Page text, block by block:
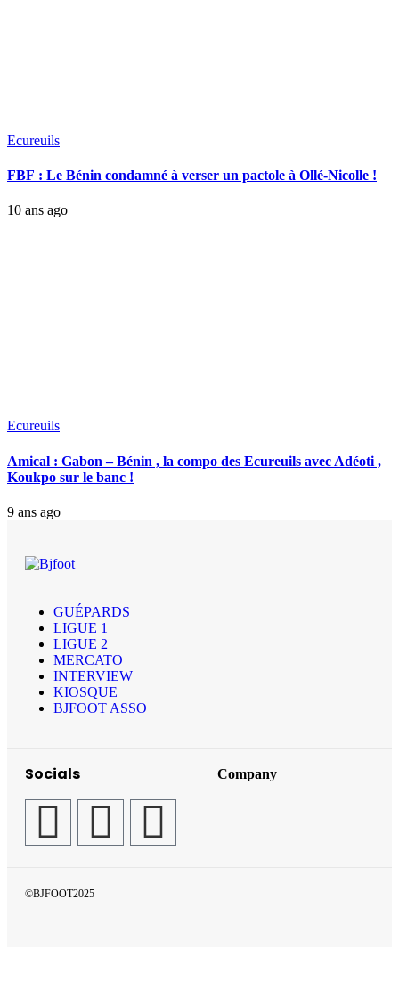
Ecureuils
FBF : Le Bénin condamné à verser un pactole à Ollé-Nicolle !
10 ans ago
Ecureuils
Amical : Gabon – Bénin , la compo des Ecureuils avec Adéoti ,
Koukpo sur le banc !
9 ans ago
GUÉPARDS
LIGUE 1
LIGUE 2
MERCATO
INTERVIEW
KIOSQUE
BJFOOT ASSO
Socials Company
©BJFOOT2025